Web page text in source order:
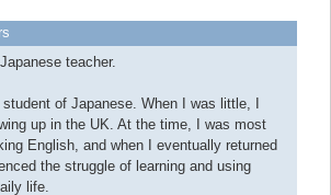
teacher.
student of Japanese. When I was little, I
up in the UK. At the time, I was most
English, and when I eventually returned
the struggle of learning and using
life.